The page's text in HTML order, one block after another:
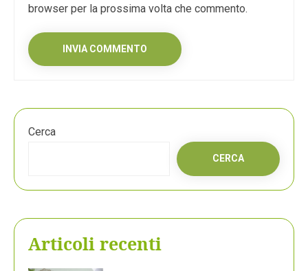
browser per la prossima volta che commento.
Cerca
CERCA
Articoli recenti